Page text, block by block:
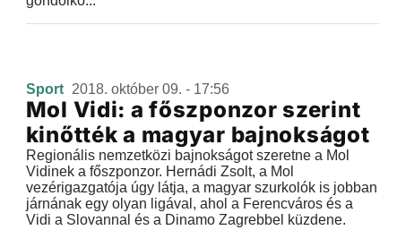
Sport 2018. október 09. - 17:56
Mol Vidi: a főszponzor szerint
kinőtték a magyar bajnokságot
Regionális nemzetközi bajnokságot szeretne a Mol
Vidinek a főszponzor. Hernádi Zsolt, a Mol
vezérigazgatója úgy látja, a magyar szurkolók is jobban
járnának egy olyan ligával, ahol a Ferencváros és a
Vidi a Slovannal és a Dinamo Zagrebbel küzdene.